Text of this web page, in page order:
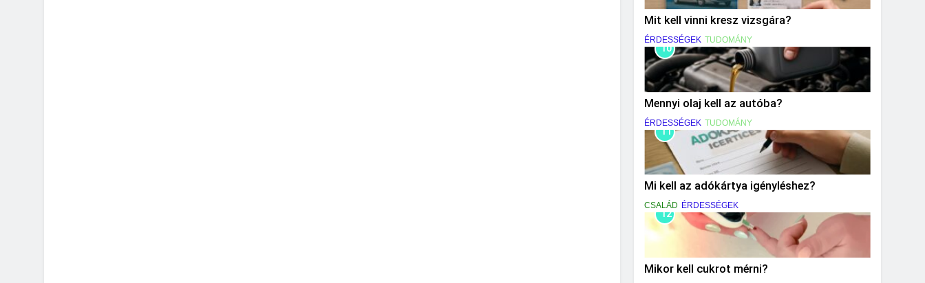
Mit kell vinni kresz vizsgára?
ÉRDESSÉGEK TUDOMÁNY
10
Mennyi olaj kell az autóba?
ÉRDESSÉGEK TUDOMÁNY
11
Mi kell az adókártya igényléshez?
CSALÁD ÉRDESSÉGEK
12
Mikor kell cukrot mérni?